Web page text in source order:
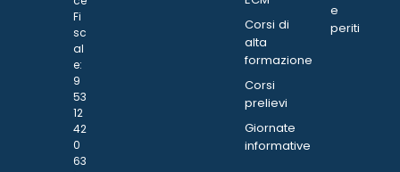
Fi
sc
al
e:
9
53
12
42
0
63
Corsi di
alta
formazione
Corsi
prelievi
Giornate
informative
e
periti